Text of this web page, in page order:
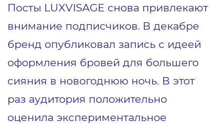
Посты LUXVISAGE снова привлекают
внимание подписчиков. В декабре
бренд опубликовал запись с идеей
оформления бровей для большего
сияния в новогоднюю ночь. В этот
раз аудитория положительно
оценила экспериментальное